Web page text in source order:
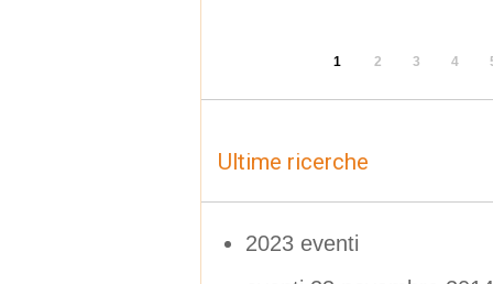
1 2 3 4
Ultime ricerche
2023 eventi